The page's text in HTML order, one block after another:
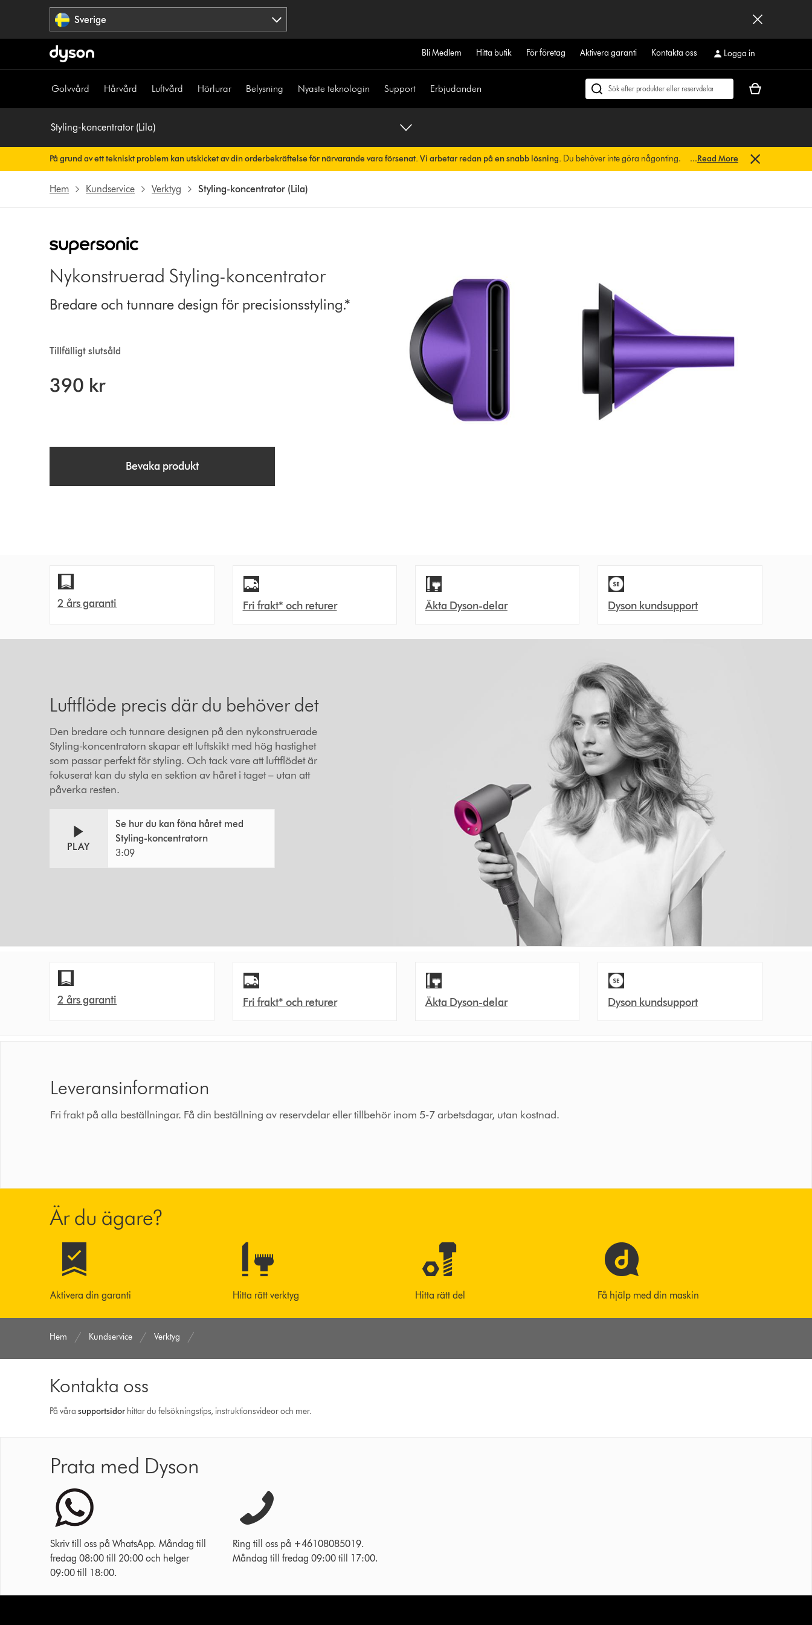
Sverige
Bli Medlem Hitta butik För företag Aktivera garanti Kontakta oss Logga in
Golvvård Hårvård Luftvård Hörlurar Belysning Nyaste teknologin Support Erbjudanden
Sök
Kundvagnen
Styling-koncentrator (Lila)
På grund av ett tekniskt problem kan utskicket av din orderbekräftelse för närvarande vara försenat. Vi arbetar redan på en snabb lösning. Du behöver inte göra någonting.
Din orderbekräftelse kommer snart att skickas till dig automatiskt.
...Read More
Hem Kundservice Verktyg Styling-koncentrator (Lila)
Nykonstruerad Styling-koncentrator
Bredare och tunnare design för precisionsstyling.*
Tillfälligt slutsåld
390 kr
Bevaka produkt
2 års garanti Fri frakt* och returer Äkta Dyson-delar Dyson kundsupport
Luftflöde precis där du behöver det
Den bredare och tunnare designen på den nykonstruerade
Styling-koncentratorn skapar ett luftskikt med hög hastighet
som passar perfekt för styling. Och tack vare att luftflödet är
fokuserat kan du styla en sektion av håret i taget – utan att
påverka resten.
PLAY
Se hur du kan föna håret med
Styling-koncentratorn
3:09
2 års garanti Fri frakt* och returer Äkta Dyson-delar Dyson kundsupport
Leveransinformation
Fri frakt på alla beställningar. Få din beställning av reservdelar eller tillbehör inom 5-7 arbetsdagar, utan kostnad.
Är du ägare?
Aktivera din garanti Hitta rätt verktyg Hitta rätt del Få hjälp med din maskin
Hem Kundservice Verktyg
Kontakta oss
På vårasupport­sidor hittar du felsökningstips, instruktionsvideor och mer.
Prata med Dyson
Skriv till oss på WhatsApp. Måndag till
fredag 08:00 till 20:00 och helger
09:00 till 18:00.
Ring till oss på +46108085019.
Måndag till fredag 09:00 till 17:00.